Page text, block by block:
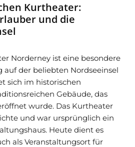
Kurtheater:
und die
Norderney ist eine besondere
der beliebten Nordseeinsel
sich im historischen
Gebäude, das
wurde. Das Kurtheater
und war ursprünglich ein
Heute dient es
als Veranstaltungsort für